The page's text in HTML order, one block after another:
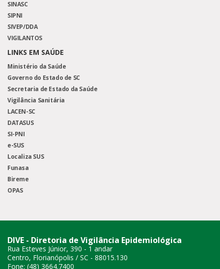
SINASC
SIPNI
SIVEP/DDA
VIGILANTOS
LINKS EM SAÚDE
Ministério da Saúde
Governo do Estado de SC
Secretaria de Estado da Saúde
Vigilância Sanitária
LACEN-SC
DATASUS
SI-PNI
e-SUS
Localiza SUS
Funasa
Bireme
OPAS
DIVE - Diretoria de Vigilância Epidemiológica
Rua Esteves Júnior, 390 - 1 andar
Centro, Florianópolis / SC - 88015.130
Fone: (48) 3664.7400